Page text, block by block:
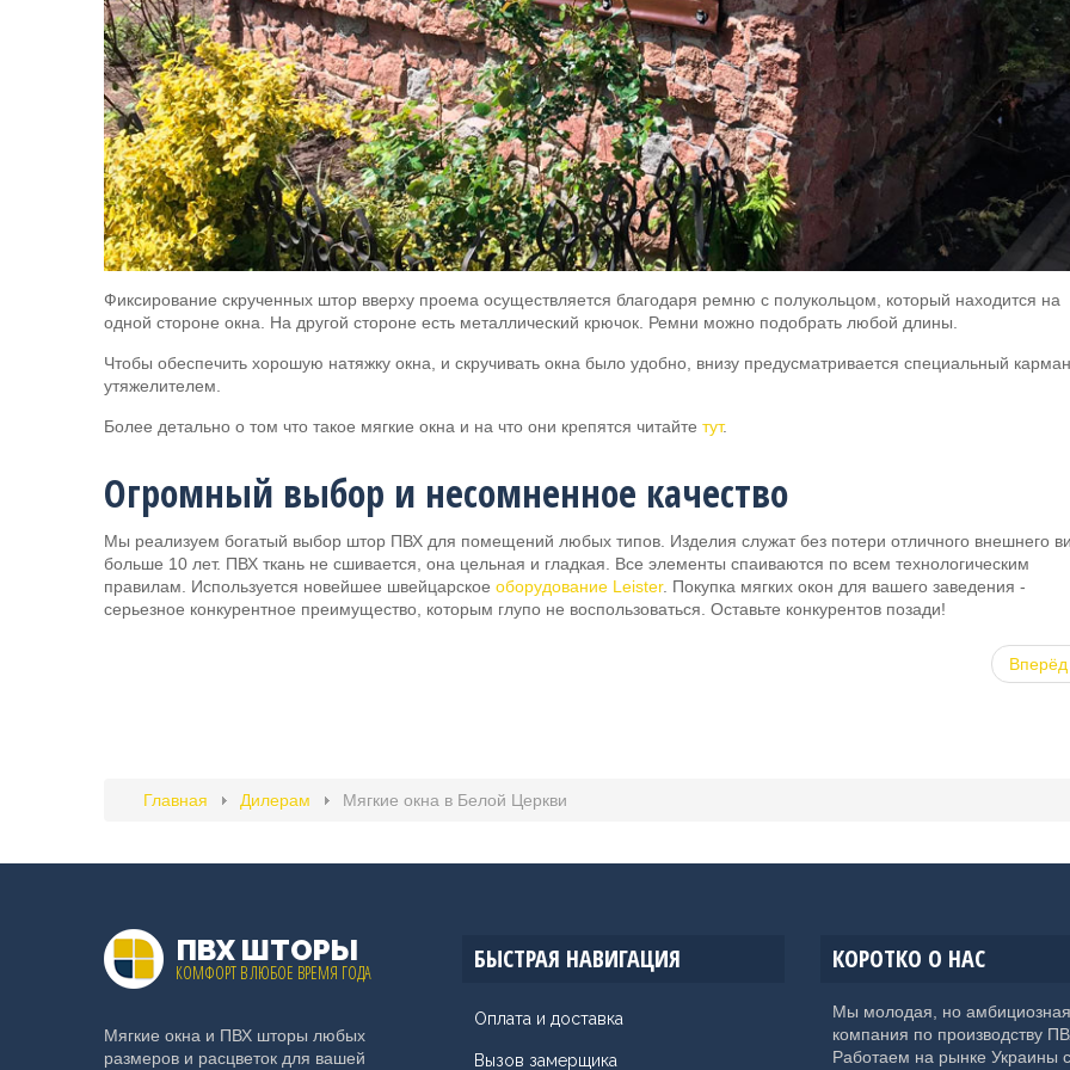
Фиксирование скрученных штор вверху проема осуществляется благодаря ремню с полукольцом, который находится на
одной стороне окна. На другой стороне есть металлический крючок. Ремни можно подобрать любой длины.
Чтобы обеспечить хорошую натяжку окна, и скручивать окна было удобно, внизу предусматривается специальный
утяжелителем.
Более детально о том что такое мягкие окна и на что они крепятся читайте тут.
Огромный выбор и несомненное качество
Мы реализуем богатый выбор штор ПВХ для помещений любых типов. Изделия служат без потери отличного внешнего
больше 10 лет. ПВХ ткань не сшивается, она цельная и гладкая. Все элементы спаиваются по всем технологическим
правилам. Используется новейшее швейцарское оборудование Leister. Покупка мягких окон для вашего заведения -
серьезное конкурентное преимущество, которым глупо не воспользоваться. Оставьте конкурентов позади!
Вперёд
Главная Дилерам Мягкие окна в Белой Церкви
ПВХ ШТОРЫ
КОМФОРТ В ЛЮБОЕ ВРЕМЯ ГОДА
Мягкие окна и ПВХ шторы любых
размеров и расцветок для вашей
БЫСТРАЯ НАВИГАЦИЯ
Оплата и доставка
Вызов замерщика
КОРОТКО О НАС
Мы молодая, но амбициозная
компания по производству
Работаем на рынке Украины